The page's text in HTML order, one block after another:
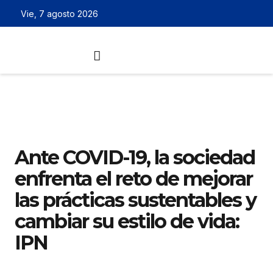
Vie, 7 agosto 2026
Ante COVID-19, la sociedad
enfrenta el reto de mejorar
las prácticas sustentables y
cambiar su estilo de vida:
IPN